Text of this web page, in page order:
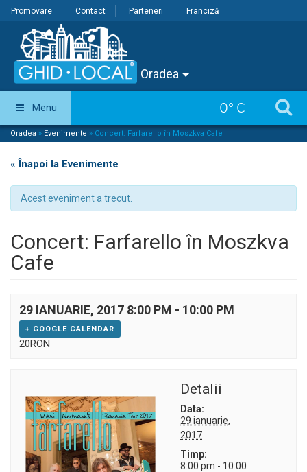
Promovare Contact Parteneri Franciză
Oradea
0° C
Menu
Oradea » Evenimente » Concert: Farfarello în Moszkva Cafe
« Înapoi la Evenimente
Acest eveniment a trecut.
Concert: Farfarello în Moszkva
Cafe
29 IANUARIE, 2017 8:00 PM - 10:00 PM
+ GOOGLE CALENDAR
20RON
Detalii
Data:
29 ianuarie,
2017
Timp:
8:00 pm - 10:00